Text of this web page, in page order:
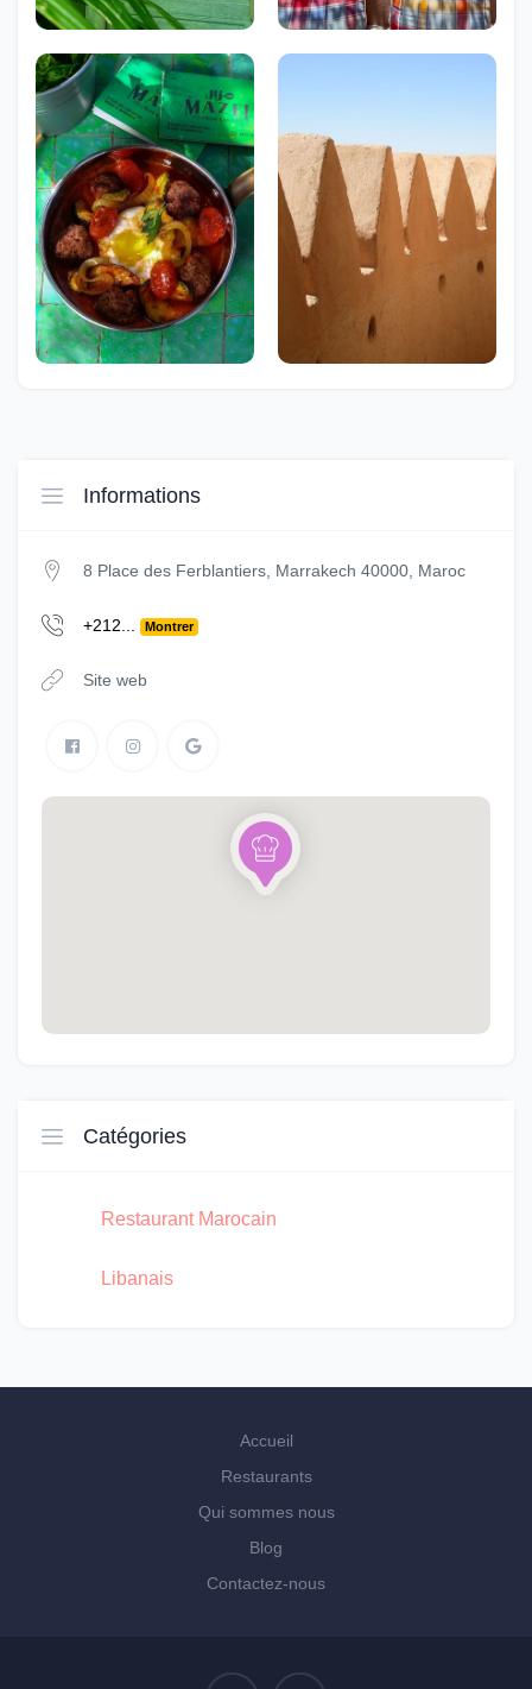
Informations
8 Place des Ferblantiers, Marrakech 40000, Maroc
+212... Montrer
Site web
Catégories
Restaurant Marocain
Libanais
Accueil
Restaurants
Qui sommes nous
Blog
Contactez-nous